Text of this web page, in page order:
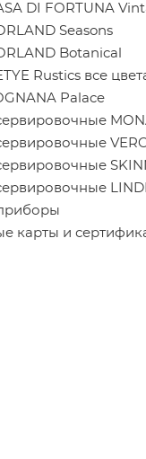
DI FORTUNA
Seasons
Botanical
Rustics все
Palace
карты и